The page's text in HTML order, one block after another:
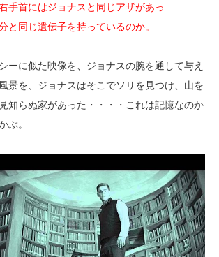
手首にはジョナスと同じアザがあっ
と同じ遺伝子を持っているのか。
ーに似た映像を、ジョナスの腕を通して与え
景を、ジョナスはそこでソリを見つけ、山を
知らぬ家があった・・・・これは記憶なのか
ぶ。